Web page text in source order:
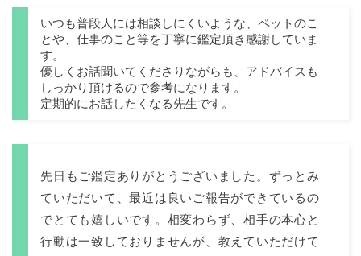
いつも普段人には相談しにくいような、ペットのこ
とや、仕事のこと等を丁寧に鑑定頂き感謝していま
す。
優しくお話聞いてくださりながらも、アドバイスも
しっかり頂けるので参考になります。
定期的にお話したくなる先生です。
先日もご鑑定ありがとうございました。ずっとみ
ていただいて、最近は良いご報告ができているの
でとても嬉しいです。相変わらず、相手の本心と
行動は一致しておりませんが、教えていただけて